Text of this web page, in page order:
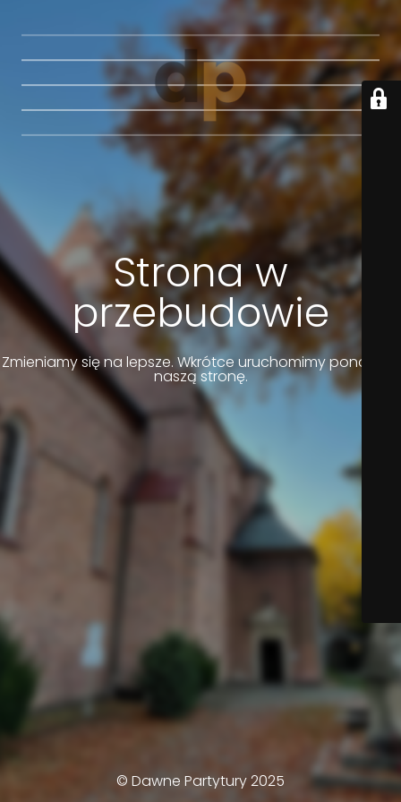
Strona w
przebudowie
Zmieniamy się na lepsze. Wkrótce uruchomimy ponownie
naszą stronę.
© Dawne Partytury 2025